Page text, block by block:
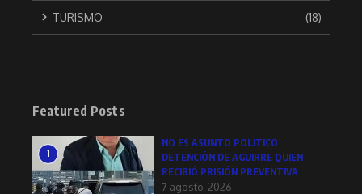
TURISMO (18)
Featured Posts
1
NO ES ASUNTO POLÍTICO
DETENCIÓN DE AGUIRRE QUIEN
RECIBIÓ PRISIÓN PREVENTIVA
7 agosto, 2026